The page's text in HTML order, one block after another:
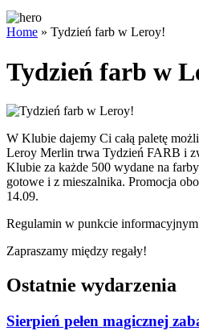
Home » Tydzień farb w Leroy!
Tydzień farb w
W Klubie dajemy Ci całą paletę
Leroy Merlin trwa Tydzień FARB i
Klubie za każde 500 wydane na
gotowe i z mieszalnika. Promocja
14.09.
Regulamin w punkcie
Zapraszamy między regały!
Ostatnie wydarzenia
Sierpień pełen magicznej